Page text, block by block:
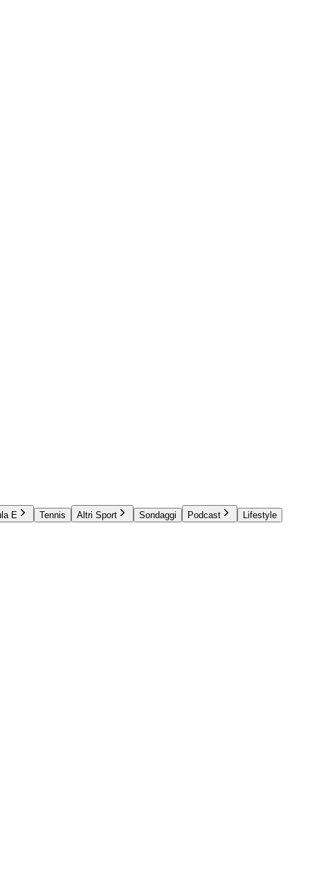
E Tennis Altri Sport Sondaggi Podcast Lifestyle